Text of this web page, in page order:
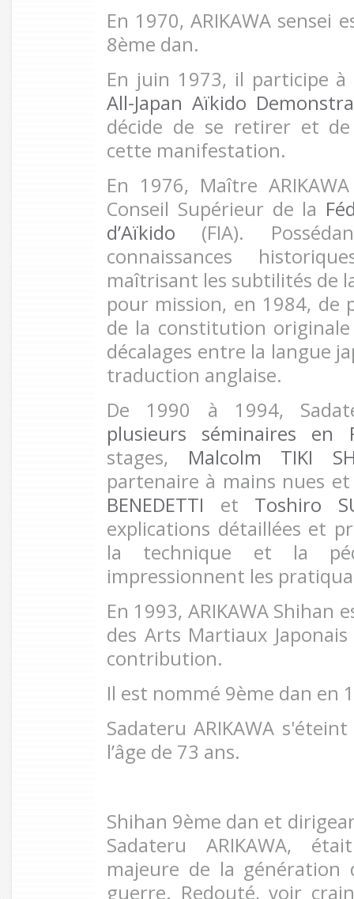
En 1970, ARIKAWA sensei
8ème dan.
En juin 1973, il participe
All-Japan Aïkido
décide de se retirer et
cette manifestation.
En 1976, Maître
Conseil Supérieur de la
d’Aïkido (FIA).
connaissances
maîtrisant les subtilités de
pour mission, en 1984, de
de la constitution
décalages entre la langue
traduction anglaise.
De 1990 à 1994,
plusieurs séminaires en
stages, Malcolm TIKI
partenaire à mains nues
BENEDETTI et Toshiro
explications détaillées et
la technique et la
impressionnent les
En 1993, ARIKAWA Shihan
des Arts Martiaux
contribution.
Il est nommé 9ème dan en
Sadateru ARIKAWA
l’âge de 73 ans.
Shihan 9ème dan et
Sadateru ARIKAWA,
majeure de la génération
guerre. Redouté, voir